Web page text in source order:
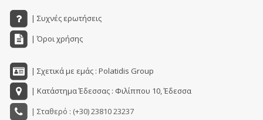
| Συχνές ερωτήσεις
| Όροι χρήσης
| Σχετικά με εμάς : Polatidis Group
| Κατάστημα Έδεσσας : Φιλίππου 10, Έδεσσα
| Σταθερό : (+30) 23810 23237